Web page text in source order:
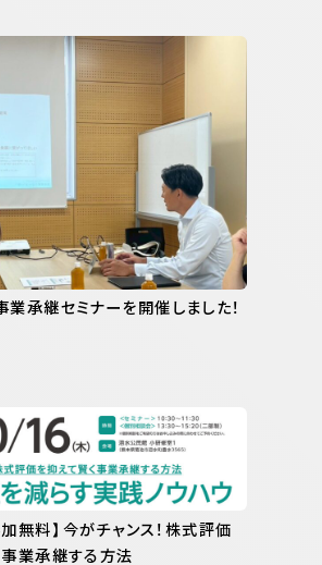
承継セミナーを開催しました！
無料】今がチャンス！株式評価
事業承継する方法